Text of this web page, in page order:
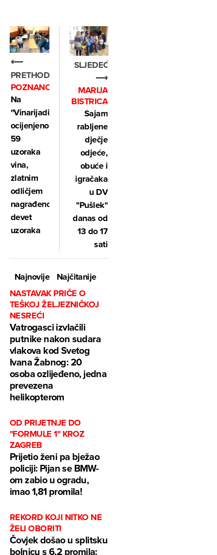
⟵
PRETHODNO
POZNANOVEC
Na
"Vinarijadi"
ocijenjeno
59
uzoraka
vina,
zlatnim
odličjem
nagrađeno
devet
uzoraka
SLJEDEĆE
⟶
MARIJA
BISTRICA
Sajam
rabljene
dječje
odjeće,
obuće i
igračaka
u DV
"Pušlek"
danas od
13 do 17
sati
Najnovije
Najčitanije
NASTAVAK PRIČE O
TEŠKOJ ŽELJEZNIČKOJ
NESREĆI
Vatrogasci izvlačili
putnike nakon sudara
vlakova kod Svetog
Ivana Žabnog: 20
osoba ozlijeđeno, jedna
prevezena
helikopterom
OD PRIJETNJE DO
"FORMULE 1" KROZ
ZAGREB
Prijetio ženi pa bježao
policiji: Pijan se BMW-
om zabio u ogradu,
imao 1,81 promila!
REKORD KOJI NITKO NE
ŽELI OBORITI
Čovjek došao u splitsku
bolnicu s 6,2 promila: